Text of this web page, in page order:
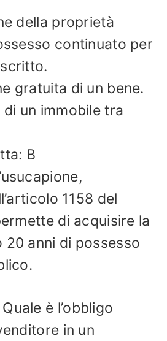
della proprietà
continuato per
gratuita di un bene.
un immobile tra
B
1158 del
di acquisire la
anni di possesso
è l’obbligo
in un